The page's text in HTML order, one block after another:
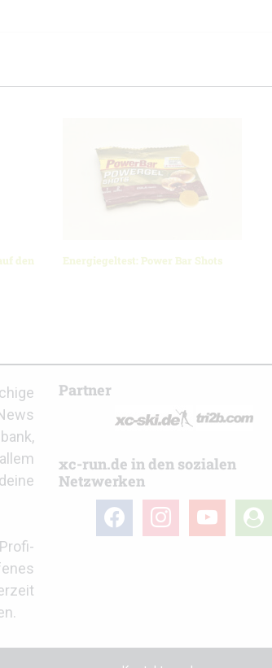
den
Energiegeltest: Power Bar Shots
Partner
xc-run.de in den sozialen
Netzwerken
facebookinstagramyoutube
user-
circle